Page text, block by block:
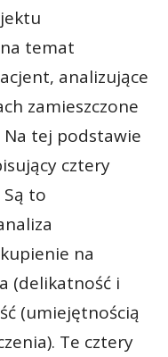
temat
analizujące
zamieszczone
tej podstawie
cztery
to
na
(delikatność i
(umiejętnością
Te cztery